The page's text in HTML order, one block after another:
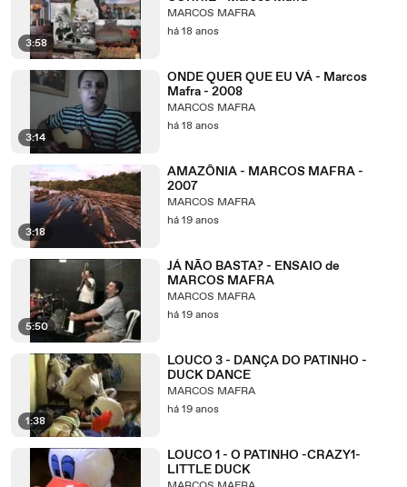
3:58
MARCOS MAFRA
há 18 anos
3:14
ONDE QUER QUE EU VÁ - Marcos
Mafra - 2008
MARCOS MAFRA
há 18 anos
3:18
AMAZÔNIA - MARCOS MAFRA -
2007
MARCOS MAFRA
há 19 anos
5:50
JÁ NÃO BASTA? - ENSAIO de
MARCOS MAFRA
MARCOS MAFRA
há 19 anos
1:38
LOUCO 3 - DANÇA DO PATINHO -
DUCK DANCE
MARCOS MAFRA
há 19 anos
LOUCO 1 - O PATINHO -CRAZY1-
LITTLE DUCK